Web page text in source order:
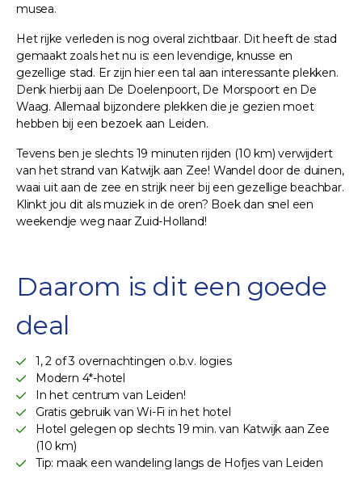
musea.
Het rijke verleden is nog overal zichtbaar. Dit heeft de stad
gemaakt zoals het nu is: een levendige, knusse en
gezellige stad. Er zijn hier een tal aan interessante plekken.
Denk hierbij aan De Doelenpoort, De Morspoort en De
Waag. Allemaal bijzondere plekken die je gezien moet
hebben bij een bezoek aan Leiden.
Tevens ben je slechts 19 minuten rijden (10 km) verwijdert
van het strand van Katwijk aan Zee! Wandel door de duinen,
waai uit aan de zee en strijk neer bij een gezellige beachbar.
Klinkt jou dit als muziek in de oren? Boek dan snel een
weekendje weg naar Zuid-Holland!
Daarom is dit een goede
deal
1, 2 of 3 overnachtingen o.b.v. logies
Modern 4*-hotel
In het centrum van Leiden!
Gratis gebruik van Wi-Fi in het hotel
Hotel gelegen op slechts 19 min. van Katwijk aan Zee
(10 km)
Tip: maak een wandeling langs de Hofjes van Leiden